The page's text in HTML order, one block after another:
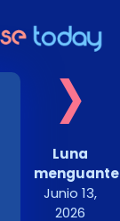
›
Luna
menguante
Junio 13,
2026